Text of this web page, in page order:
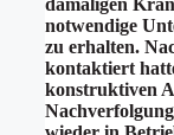
damaligen
notwendige
zu erhalten.
kontaktiert
konstruktiven